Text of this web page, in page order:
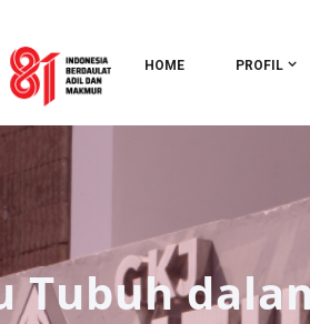
HOME PROFIL
Tubuh